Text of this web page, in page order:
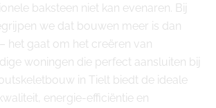
baksteen niet kan evenaren. Bij
we dat bouwen meer is dan
het gaat om het creëren van
woningen die perfect aansluiten bij
in Tielt biedt de ideale
energie-efficiëntie en